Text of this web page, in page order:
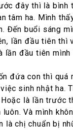
đây thì là
tâm ha. Mình
Đến buổi sáng
lần đầu tiên
đầu tiên
đứa con thì
sinh nhật
là lần
Và mình
là chị chuẩn bị